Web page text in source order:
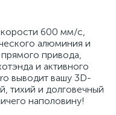
600 мм/с,
алюминия и
привода,
и активного
выводит вашу 3D-
тихий и долговечный
наполовину!